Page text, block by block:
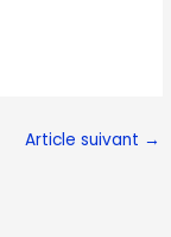
Article suivant →